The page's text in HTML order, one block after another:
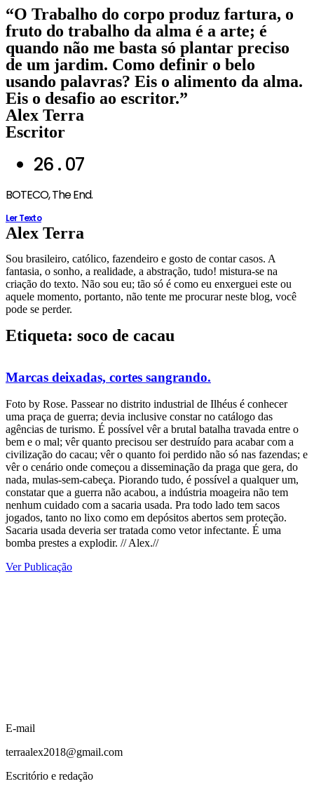
Ir
para
o
conteúdo
“O Trabalho do corpo produz fartura, o
fruto do trabalho da alma é a arte; é
quando não me basta só plantar preciso
de um jardim. Como definir o belo
usando palavras? Eis o alimento da alma.
Eis o desafio ao escritor.”
Alex Terra
Escritor
26 . 07
BOTECO, The End.
Ler Texto
Alex Terra
Sou brasileiro, católico, fazendeiro e gosto de contar casos. A
fantasia, o sonho, a realidade, a abstração, tudo! mistura-se na
criação do texto. Não sou eu; tão só é como eu enxerguei este ou
aquele momento, portanto, não tente me procurar neste blog, você
pode se perder.
Etiqueta: soco de cacau
Marcas deixadas, cortes sangrando.
Foto by Rose. Passear no distrito industrial de Ilhéus é conhecer
uma praça de guerra; devia inclusive constar no catálogo das
agências de turismo. É possível vêr a brutal batalha travada entre o
bem e o mal; vêr quanto precisou ser destruído para acabar com a
civilização do cacau; vêr o quanto foi perdido não só nas fazendas; e
vêr o cenário onde começou a disseminação da praga que gera, do
nada, mulas-sem-cabeça. Piorando tudo, é possível a qualquer um,
constatar que a guerra não acabou, a indústria moageira não tem
nenhum cuidado com a sacaria usada. Pra todo lado tem sacos
jogados, tanto no lixo como em depósitos abertos sem proteção.
Sacaria usada deveria ser tratada como vetor infectante. É uma
bomba prestes a explodir. // Alex.//
Ver Publicação
E-mail
terraalex2018@gmail.com
Escritório e redação